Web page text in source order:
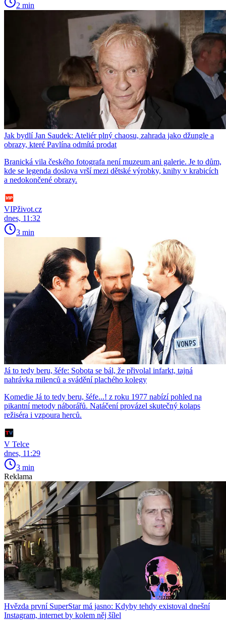
2 min
Jak bydlí Jan Saudek: Ateliér plný chaosu, zahrada jako džungle a
obrazy, které Pavlína odmítá prodat
Branická vila českého fotografa není muzeum ani galerie. Je to dům,
kde se legenda doslova vrší mezi dětské výrobky, knihy v krabicích
a nedokončené obrazy.
VIPživot.cz
dnes, 11:32
3 min
Já to tedy beru, šéfe: Sobota se bál, že přivolal infarkt, tajná
nahrávka milenců a svádění plachého kolegy
Komedie Já to tedy beru, šéfe...! z roku 1977 nabízí pohled na
pikantní metody náborářů. Natáčení provázel skutečný kolaps
režiséra i vzpoura herců.
V Telce
dnes, 11:29
3 min
Reklama
Hvězda první SuperStar má jasno: Kdyby tehdy existoval dnešní
Instagram, internet by kolem něj šílel